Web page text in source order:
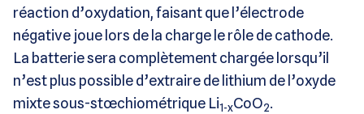
réaction d’oxydation, faisant que l’électrode
négative joue lors de la charge le rôle de cathode.
La batterie sera complètement chargée lorsqu’il
n’est plus possible d’extraire de lithium de l’oxyde
mixte sous-stœchiométrique Li1-xCoO2.